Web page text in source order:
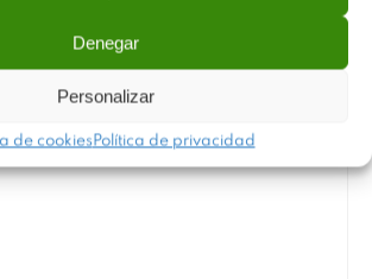
Denegar
Personalizar
de cookiesPolítica de privacidad
correo electrónico no será
campos obligatorios están
*